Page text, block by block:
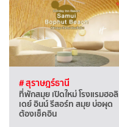
# สุราษฎร์ธานี
ที่พักสมุย เปิดใหม่ โรงแรมฮอลิ
เดย์ อินน์ รีสอร์ท สมุย บ่อผุด
ต้องเช็คอิน